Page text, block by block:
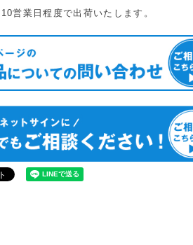
営業日程度で出荷いたします。